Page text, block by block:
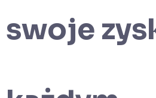
swoje